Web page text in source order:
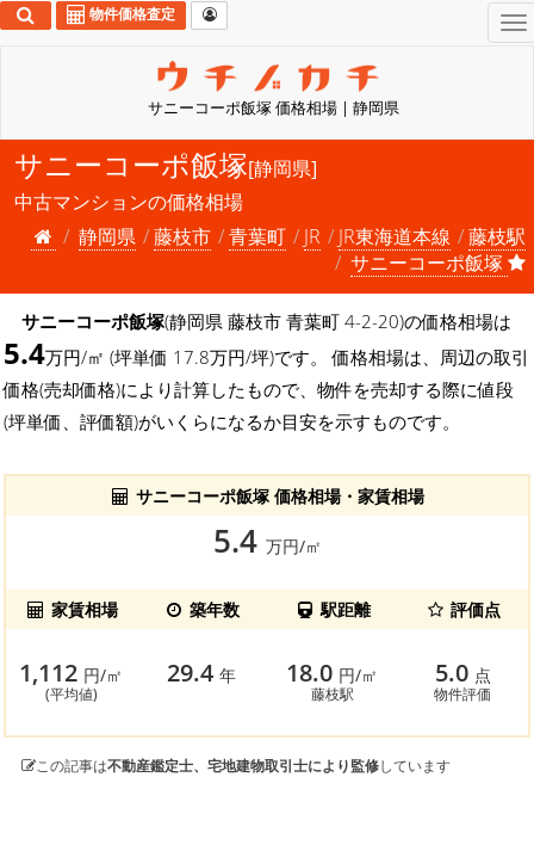
サニーコーポ飯塚 価格相場 | 静岡県
物件価格査定
サニーコーポ飯塚[静岡県]
中古マンションの価格相場
静岡県
藤枝市 青葉町 JR JR東海道本線
藤枝駅
サニーコーポ飯塚
サニーコーポ飯塚(静岡県 藤枝市 青葉町 4-2-20)の価格相場は
5.4万円/㎡ (坪単価 17.8万円/坪)です。 価格相場は、周辺の取引
価格(売却価格)により計算したもので、物件を売却する際に値段
(坪単価、評価額)がいくらになるか目安を示すものです。
サニーコーポ飯塚 価格相場・家賃相場
5.4 万円/㎡
家賃相場 築年数 駅距離 評価点
1,112 円/㎡
(平均値)
29.4年 18.0 円/㎡
藤枝駅
5.0 点
物件評価
この記事は不動産鑑定士、宅地建物取引士により監修しています